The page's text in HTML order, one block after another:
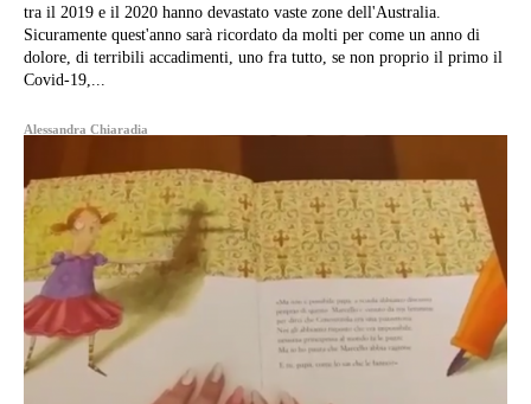
tra il 2019 e il 2020 hanno devastato vaste zone dell'Australia.
Sicuramente quest'anno sarà ricordato da molti per come un anno di
dolore, di terribili accadimenti, uno fra tutto, se non proprio il primo il
Covid-19,...
Alessandra Chiaradia